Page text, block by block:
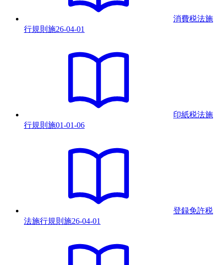
消費税法施
行規則 施26-04-01
印紙税法施
行規則 施01-01-06
登録免許税
法施行規則 施26-04-01